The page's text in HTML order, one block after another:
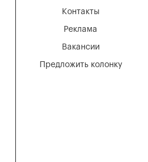
Вакансии
Реклама
Контакты
Предложить колонку